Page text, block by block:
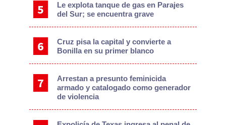
Le explota tanque de gas en Parajes
del Sur; se encuentra grave
Cruz pisa la capital y convierte a
Bonilla en su primer blanco
Arrestan a presunto feminicida
armado y catalogado como generador
de violencia